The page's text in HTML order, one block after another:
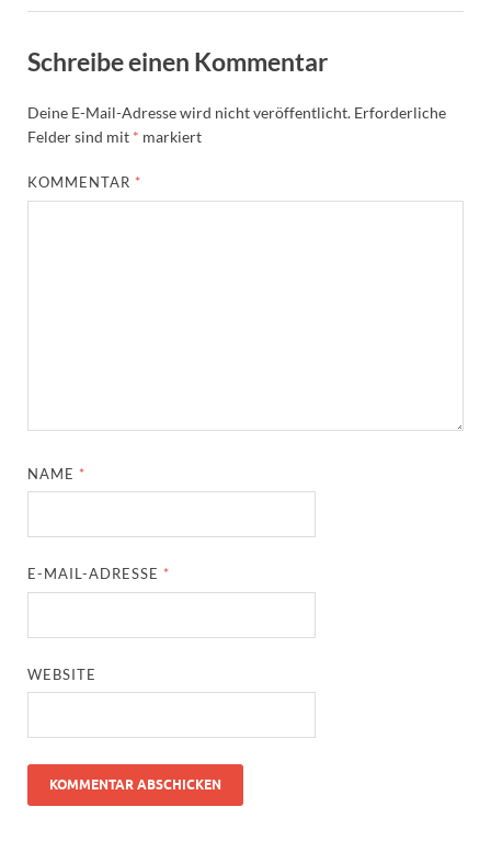
Schreibe einen Kommentar
Deine E-Mail-Adresse wird nicht veröffentlicht. Erforderliche
Felder sind mit * markiert
KOMMENTAR *
NAME *
E-MAIL-ADRESSE *
WEBSITE